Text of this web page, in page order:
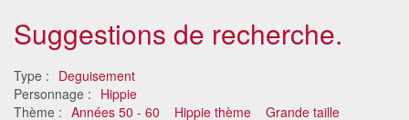
Suggestions de recherche.
Type : Deguisement
Personnage : Hippie
Thème : Années 50 - 60 Hippie thème
Grande taille